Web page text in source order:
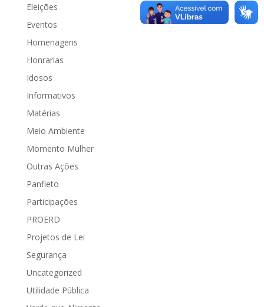
Eleições
Eventos
Homenagens
Honrarias
Idosos
Informativos
Matérias
Meio Ambiente
Momento Mulher
Outras Ações
Panfleto
Participações
PROERD
Projetos de Lei
Segurança
Uncategorized
Utilidade Pública